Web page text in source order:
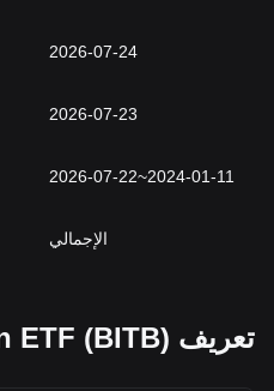
2026-07-24
2026-07-23
2026-07-22~2024-01-11
الإجمالي
تعريف Bitwise Bitcoin ETF (BITB)